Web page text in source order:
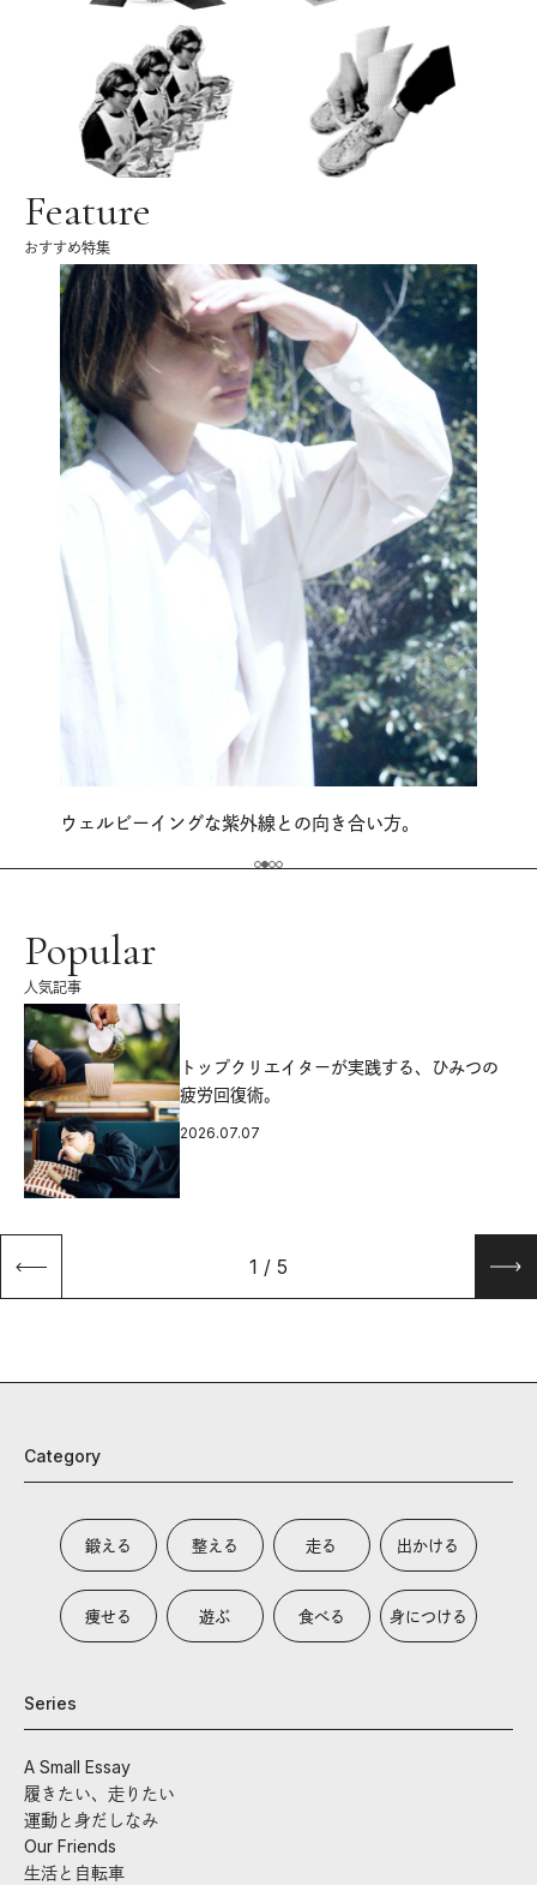
Feature
おすすめ特集
ウェルビーイングな紫外線との向き合い方。
Popular
人気記事
トップクリエイターが実践する、ひみつの
疲労回復術。
2026.07.07
1 / 5
Category
鍛える 整える 走る 出かける
痩せる 遊ぶ 食べる 身につける
Series
A Small Essay
履きたい、走りたい
運動と身だしなみ
Our Friends
生活と自転車